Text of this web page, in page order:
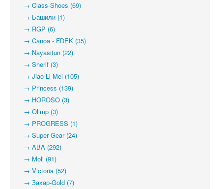
→ Class-Shoes (69)
→ Башили (1)
→ RGP (6)
→ Canoa - FDEK (35)
→ Nayasitun (22)
→ Sherif (3)
→ Jiao Li Mei (105)
→ Princess (139)
→ HOROSO (3)
→ Olimp (3)
→ PROGRESS (1)
→ Super Gear (24)
→ ABA (292)
→ Moli (91)
→ Victoria (52)
→ Захар-Gold (7)